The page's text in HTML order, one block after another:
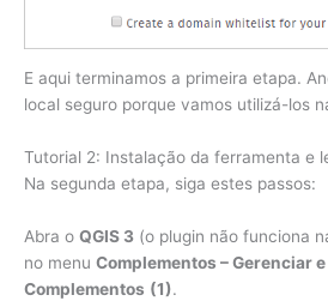
E aqui terminamos a primeira etapa.
local seguro porque vamos utilizá-los
Tutorial 2: Instalação da ferramenta e
Na segunda etapa, siga estes passos:
Abra o QGIS 3 (o plugin não funciona
no menu Complementos – Gerenciar
Complementos (1).